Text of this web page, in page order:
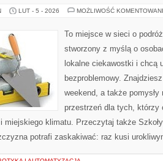
LUT - 5 - 2026 MOŻLIWOŚĆ
To miejsce w sieci o
stworzony z myślą o
lokalne ciekawostki i chcą
bezproblemowy.
weekend, a także pomysły
przestrzeń dla tych, którzy
i miejskiego klimatu. Przeczytaj także
potrafi zaskakiwać: raz kusi